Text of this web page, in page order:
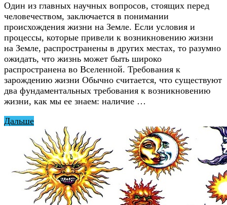
Один из главных научных вопросов, стоящих перед
человечеством, заключается в понимании
происхождения жизни на Земле. Если условия и
процессы, которые привели к возникновению жизни
на Земле, распространены в других местах, то разумно
ожидать, что жизнь может быть широко
распространена во Вселенной. Требования к
зарождению жизни Обычно считается, что существуют
два фундаментальных требования к возникновению
жизни, как мы ее знаем: наличие …
Дальше